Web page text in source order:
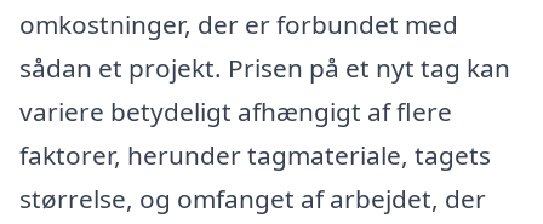
omkostninger, der er forbundet med
sådan et projekt. Prisen på et nyt tag kan
variere betydeligt afhængigt af flere
faktorer, herunder tagmateriale, tagets
størrelse, og omfanget af arbejdet, der